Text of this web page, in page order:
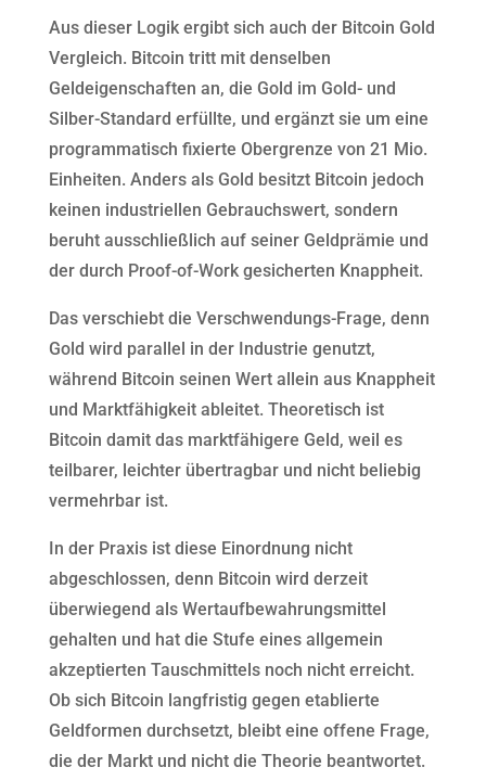
Aus dieser Logik ergibt sich auch der Bitcoin Gold
Vergleich. Bitcoin tritt mit denselben
Geldeigenschaften an, die Gold im Gold- und
Silber-Standard erfüllte, und ergänzt sie um eine
programmatisch fixierte Obergrenze von 21 Mio.
Einheiten. Anders als Gold besitzt Bitcoin jedoch
keinen industriellen Gebrauchswert, sondern
beruht ausschließlich auf seiner Geldprämie und
der durch Proof-of-Work gesicherten Knappheit.
Das verschiebt die Verschwendungs-Frage, denn
Gold wird parallel in der Industrie genutzt,
während Bitcoin seinen Wert allein aus Knappheit
und Marktfähigkeit ableitet. Theoretisch ist
Bitcoin damit das marktfähigere Geld, weil es
teilbarer, leichter übertragbar und nicht beliebig
vermehrbar ist.
In der Praxis ist diese Einordnung nicht
abgeschlossen, denn Bitcoin wird derzeit
überwiegend als Wertaufbewahrungsmittel
gehalten und hat die Stufe eines allgemein
akzeptierten Tauschmittels noch nicht erreicht.
Ob sich Bitcoin langfristig gegen etablierte
Geldformen durchsetzt, bleibt eine offene Frage,
die der Markt und nicht die Theorie beantwortet.